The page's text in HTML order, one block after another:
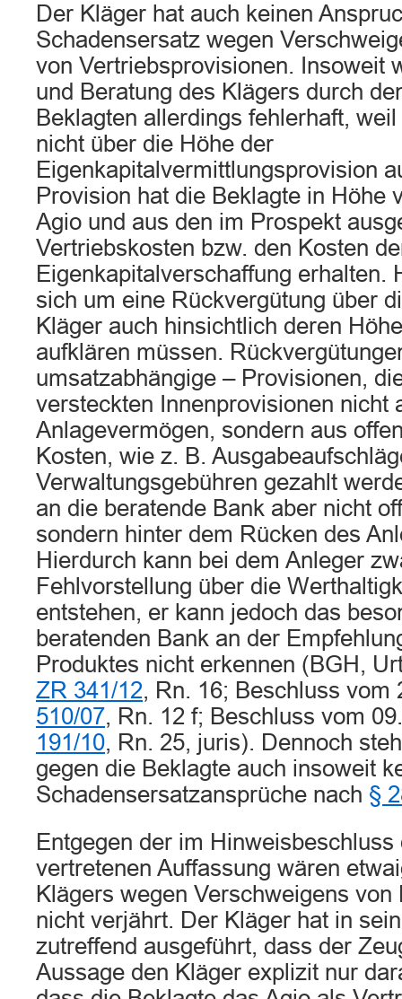
Der Kläger hat auch keinen
Schadensersatz wegen
von Vertriebsprovisionen. Insoweit
und Beratung des Klägers durch
Beklagten allerdings fehlerhaft,
nicht über die Höhe der
Eigenkapitalvermittlungsprovision
Provision hat die Beklagte in Höhe
Agio und aus den im Prospekt
Vertriebskosten bzw. den Kosten
Eigenkapitalverschaffung erhalten.
sich um eine Rückvergütung über
Kläger auch hinsichtlich deren
aufklären müssen.
umsatzabhängige – Provisionen,
versteckten Innenprovisionen nicht
Anlagevermögen, sondern aus
Kosten, wie z. B.
Verwaltungsgebühren gezahlt
an die beratende Bank aber nicht
sondern hinter dem Rücken des
Hierdurch kann bei dem Anleger
Fehlvorstellung über die
entstehen, er kann jedoch das
beratenden Bank an der
Produktes nicht erkennen (BGH,
ZR 341/12, Rn. 16; Beschluss vom
510/07, Rn. 12 f; Beschluss vom
191/10, Rn. 25, juris). Dennoch
gegen die Beklagte auch insoweit
Schadensersatzansprüche nach §
Entgegen der im Hinweisbeschluss
vertretenen Auffassung wären
Klägers wegen Verschweigens
nicht verjährt. Der Kläger hat in
zutreffend ausgeführt, dass der
Aussage den Kläger explizit nur